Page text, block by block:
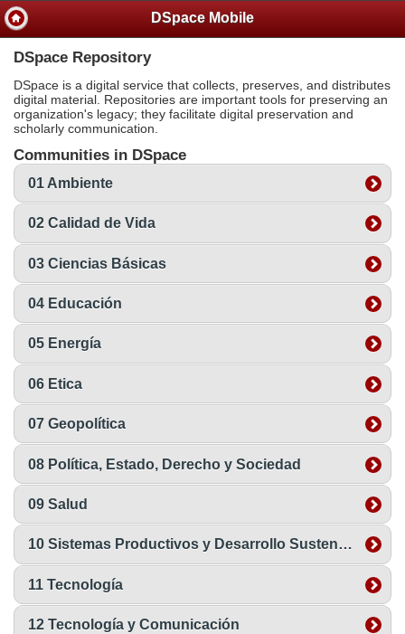
DSpace Mobile
DSpace Repository
DSpace is a digital service that collects, preserves, and distributes
digital material. Repositories are important tools for preserving an
organization's legacy; they facilitate digital preservation and
scholarly communication.
Communities in DSpace
01 Ambiente
02 Calidad de Vida
03 Ciencias Básicas
04 Educación
05 Energía
06 Etica
07 Geopolítica
08 Política, Estado, Derecho y Sociedad
09 Salud
10 Sistemas Productivos y Desarrollo Sustentable
11 Tecnología
12 Tecnología y Comunicación